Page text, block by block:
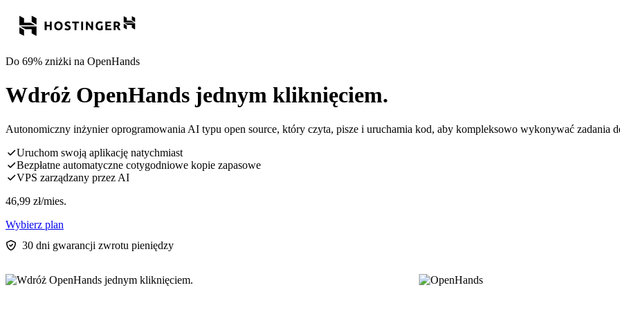
Do 69% zniżki na OpenHands
Wdróż OpenHands jednym kliknięciem.
Autonomiczny inżynier oprogramowania AI typu open source, który czyta, pisze i uruchamia kod, aby kompleksowo wykonywać zadania
Uruchom swoją aplikację natychmiast
Bezpłatne automatyczne cotygodniowe kopie zapasowe
VPS zarządzany przez AI
46,99 zł/mies.
Wybierz plan
30 dni gwarancji zwrotu pieniędzy